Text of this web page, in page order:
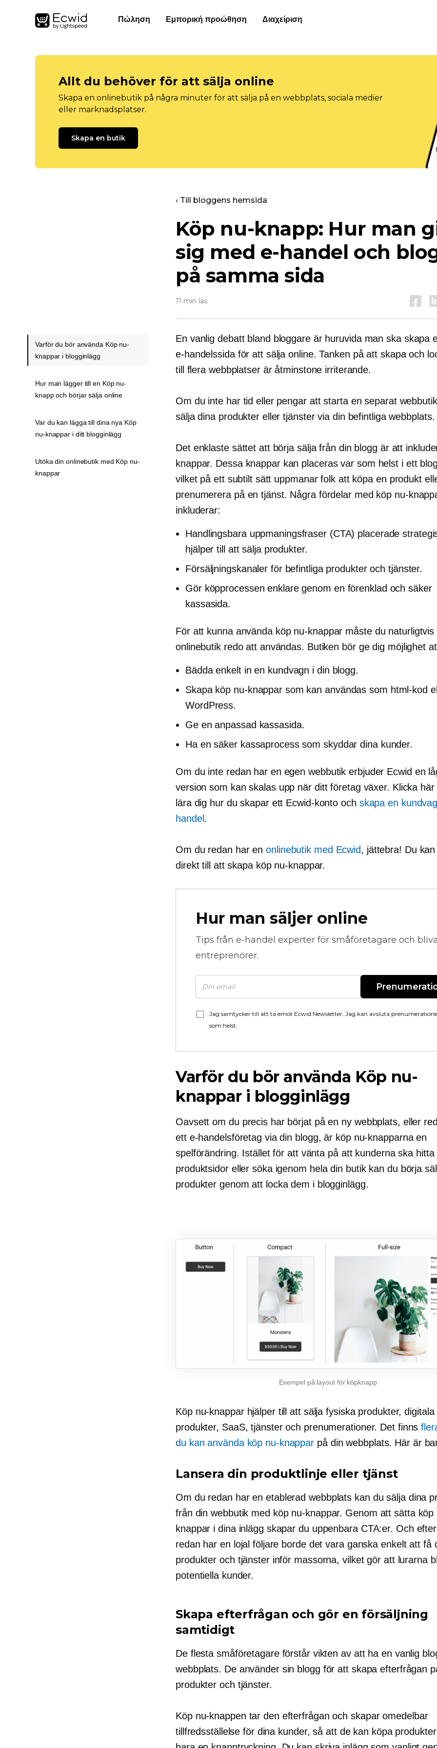
Πώληση Εμπορική προώθηση Διαχείριση
Allt du behöver för att sälja online
Skapa en onlinebutik på några minuter för att sälja på en webbplats, sociala medier
eller marknadsplatser.
Skapa en butik
‹ Till bloggens hemsida
Köp nu-knapp: Hur man
sig med e-handel och
på samma sida
11 min läs
En vanlig debatt bland bloggare är huruvida man ska skapa
e-handelssida för att sälja online. Tanken på att skapa och
till flera webbplatser är åtminstone irriterande.
Om du inte har tid eller pengar att starta en separat
sälja dina produkter eller tjänster via din befintliga webbplats.
Det enklaste sättet att börja sälja från din blogg är att
knappar. Dessa knappar kan placeras var som helst i ett
vilket på ett subtilt sätt uppmanar folk att köpa en produkt
prenumerera på en tjänst. Några fördelar med köp nu-
inkluderar:
Handlingsbara uppmaningsfraser (CTA) placerade
hjälper till att sälja produkter.
Försäljningskanaler för befintliga produkter och tjänster.
Gör köpprocessen enklare genom en förenklad och säker
kassasida.
För att kunna använda köp nu-knappar måste du naturligtvis
onlinebutik redo att användas. Butiken bör ge dig möjlighet
Bädda enkelt in en kundvagn i din blogg.
Skapa köp nu-knappar som kan användas som html-kod
WordPress.
Ge en anpassad kassasida.
Ha en säker kassaprocess som skyddar dina kunder.
Om du inte redan har en egen webbutik erbjuder Ecwid en
version som kan skalas upp när ditt företag växer. Klicka
lära dig hur du skapar ett Ecwid-konto och skapa en
handel.
Om du redan har enonlinebutik med Ecwid, jättebra! Du
direkt till att skapa köp nu-knappar.
Hur man säljer online
Tips från e-handel experter för småföretagare och
entreprenörer.
Jag samtycker till att ta emot Ecwid Newsletter. Jag kan avsluta
som helst.
Varför du bör använda Köp nu-
knappar i blogginlägg
Oavsett om du precis har börjat på en ny webbplats, eller
ett e-handelsföretag via din blogg, är köp nu-knapparna en
spelförändring. Istället för att vänta på att kunderna ska hitta
produktsidor eller söka igenom hela din butik kan du börja
produkter genom att locka dem i blogginlägg.
Exempel på layout för köpknapp
Köp nu-knappar hjälper till att sälja fysiska produkter, digitala
produkter, SaaS, tjänster och prenumerationer. Det finns
du kan använda köp nu-knappar på din webbplats. Här är
Lansera din produktlinje eller tjänst
Om du redan har en etablerad webbplats kan du sälja dina
från din webbutik med köp nu-knappar. Genom att sätta köp
knappar i dina inlägg skapar du uppenbara CTA:er. Och
redan har en lojal följare borde det vara ganska enkelt att få
produkter och tjänster inför massorna, vilket gör att lurarna
potentiella kunder.
Skapa efterfrågan och gör en försäljning
samtidigt
De flesta småföretagare förstår vikten av att ha en vanlig
webbplats. De använder sin blogg för att skapa efterfrågan
produkter och tjänster.
Köp nu-knappen tar den efterfrågan och skapar omedelbar
tillfredsställelse för dina kunder, så att de kan köpa
Varför du bör använda Köp nu-
knappar i blogginlägg
Hur man lägger till en Köp nu-
knapp och börjar sälja online
Var du kan lägga till dina nya Köp
nu-knappar i ditt blogginlägg
Utöka din onlinebutik med Köp nu-
knappar